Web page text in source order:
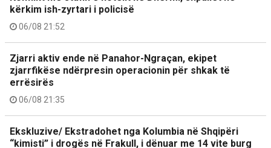
kërkim ish-zyrtari i policisë
06/08 21:52
Zjarri aktiv ende në Panahor-Ngraçan, ekipet
zjarrfikëse ndërpresin operacionin për shkak të
errësirës
06/08 21:35
Ekskluzive/ Ekstradohet nga Kolumbia në Shqipëri
“kimisti” i drogës në Frakull, i dënuar me 14 vite burg